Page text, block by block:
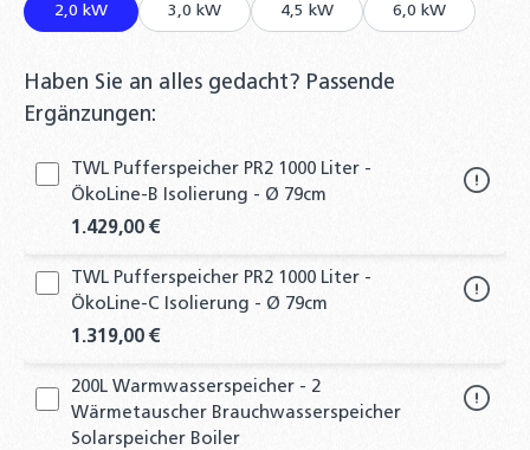
2,0 kW 3,0 kW 4,5 kW 6,0 kW
Haben Sie an alles gedacht? Passende
Ergänzungen:
TWL Pufferspeicher PR2 1000 Liter -
ÖkoLine-B Isolierung - Ø 79cm
1.429,00 €
TWL Pufferspeicher PR2 1000 Liter -
ÖkoLine-C Isolierung - Ø 79cm
1.319,00 €
200L Warmwasserspeicher - 2
Wärmetauscher Brauchwasserspeicher
Solarspeicher Boiler